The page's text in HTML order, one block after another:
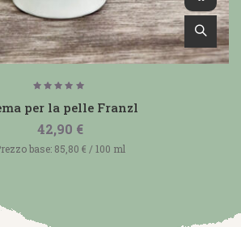
su 5
per la pelle Franzl
42,90 €
base: 85,80 € /100 ml